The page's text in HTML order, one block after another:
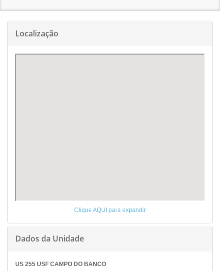
Localização
Clique AQUI para expandir
Dados da Unidade
US 255 USF CAMPO DO BANCO